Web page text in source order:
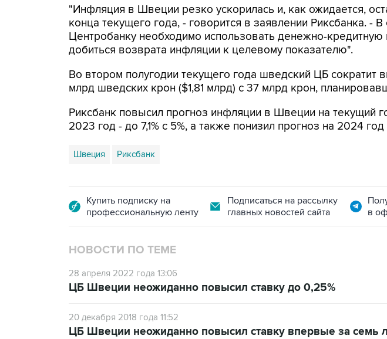
"Инфляция в Швеции резко ускорилась и, как ожидается,
конца текущего года, - говорится в заявлении Риксбанка. - В
Центробанку необходимо использовать денежно-кредитную
добиться возврата инфляции к целевому показателю".
Во втором полугодии текущего года шведский ЦБ сократит
млрд шведских крон ($1,81 млрд) с 37 млрд крон,
Риксбанк повысил прогноз инфляции в Швеции на текущий
2023 год - до 7,1% с 5%, а также понизил прогноз на 2024 год
Швеция Риксбанк
Купить подписку на
профессиональную ленту
Подписаться на рассылку
главных новостей сайта
в
НОВОСТИ ПО ТЕМЕ
28 апреля 2022 года 13:06
ЦБ Швеции неожиданно повысил ставку до 0,25%
20 декабря 2018 года 11:52
ЦБ Швеции неожиданно повысил ставку впервые за семь